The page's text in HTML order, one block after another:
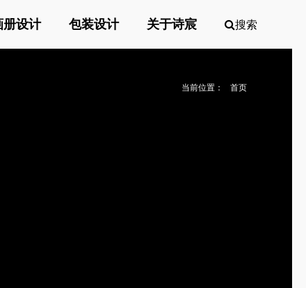
册设计 包装设计 关于诗宸 搜索
当前位置：
首页